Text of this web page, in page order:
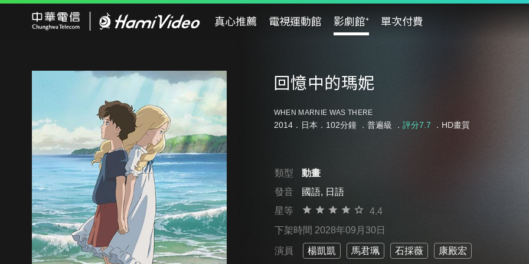
真心推薦 電視運動館 影劇館⁺ 單次付費
回憶中的瑪妮
WHEN MARNIE WAS THERE
2014．日本．102分鐘 ． 普遍級 ． 評分7.7 ．HD畫質
類型
動畫
發音
國語, 日語
星等
4.4
下架時間 2028年09月30日
演員 楊凱凱 馬君珮 石採薇 康殿宏